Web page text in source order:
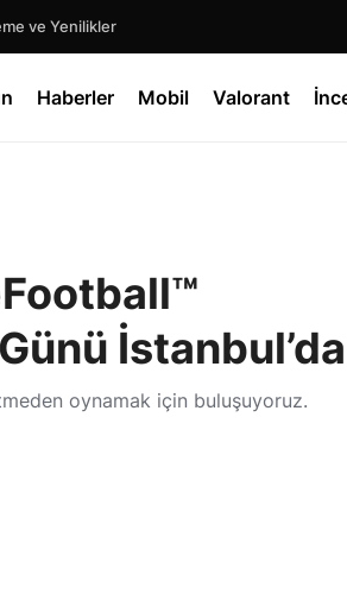
ve Yenilikler
Haberler Mobil Valorant
oynamak için buluşuyoruz.